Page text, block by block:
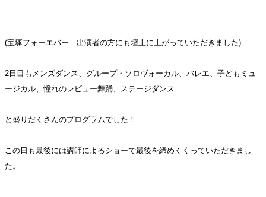
(宝塚フォーエバー 出演者の方にも壇上に上がっていただきました)
2日目もメンズダンス、グループ・ソロヴォーカル、バレエ、子どもミュ
ージカル、憧れのレビュー舞踊、ステージダンス
と盛りだくさんのプログラムでした！
この日も最後には講師によるショーで最後を締めくくっていただきまし
た。